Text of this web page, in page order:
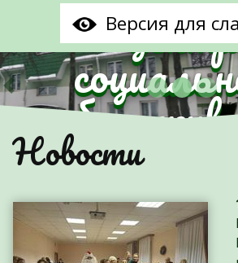
Версия для
центр
населения
района
Предыдущий
Новости